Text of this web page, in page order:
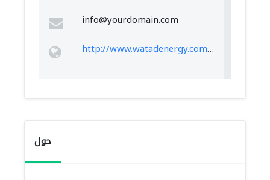
info@yourdomain.com
http://www.watadenergy.com/WATAD_LED/
حول